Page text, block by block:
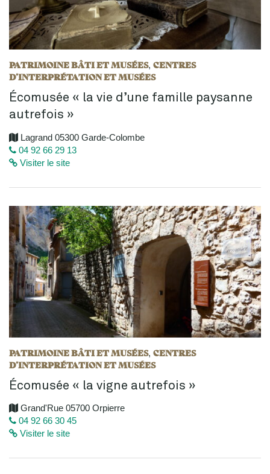
PATRIMOINE BÂTI ET MUSÉES, CENTRES
D’INTERPRÉTATION ET MUSÉES
Écomusée « la vie d’une famille paysanne
autrefois »
Lagrand 05300 Garde-Colombe
04 92 66 29 13
Visiter le site
PATRIMOINE BÂTI ET MUSÉES, CENTRES
D’INTERPRÉTATION ET MUSÉES
Écomusée « la vigne autrefois »
Grand'Rue 05700 Orpierre
04 92 66 30 45
Visiter le site